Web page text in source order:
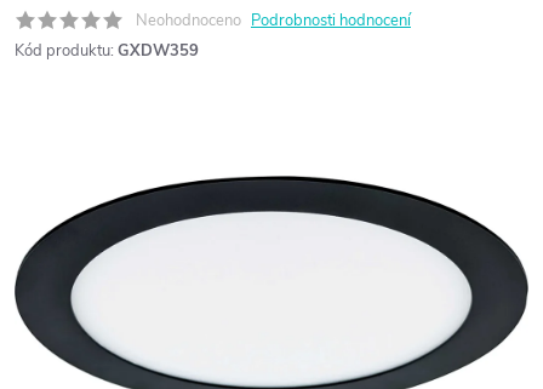
Neohodnoceno Podrobnosti hodnocení
Kód produktu: GXDW359